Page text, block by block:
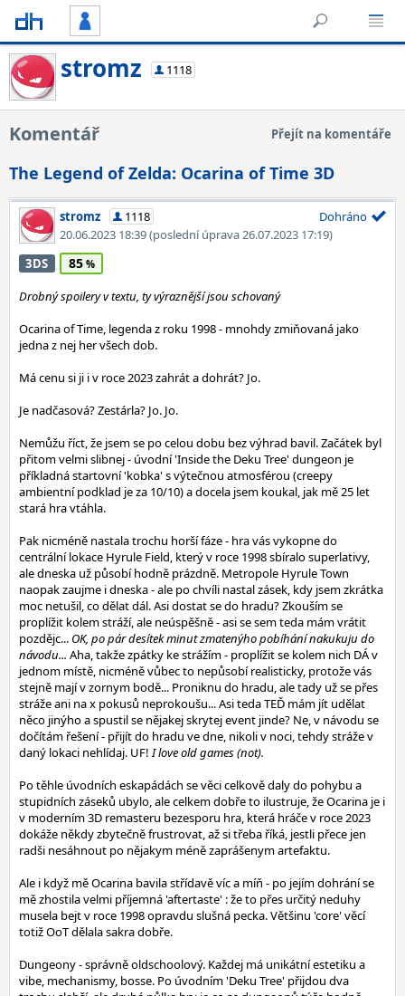
stromz 1118
Komentář Přejít na komentáře
The Legend of Zelda: Ocarina of Time 3D
stromz
1118
20.06.2023 18:39(poslední úprava 26.07.2023 17:19)
Dohráno
3DS 85
Drobný spoilery v textu, ty výraznější jsou schovaný
Ocarina of Time, legenda z roku 1998 - mnohdy zmiňovaná jako
jedna z nej her všech dob.
Má cenu si ji i v roce 2023 zahrát a dohrát? Jo.
Je nadčasová? Zestárla? Jo. Jo.
Nemůžu říct, že jsem se po celou dobu bez výhrad bavil. Začátek byl
přitom velmi slibnej - úvodní 'Inside the Deku Tree' dungeon je
příkladná startovní 'kobka' s výtečnou atmosférou (creepy
ambientní podklad je za 10/10) a docela jsem koukal, jak mě 25 let
stará hra vtáhla.
Pak nicméně nastala trochu horší fáze - hra vás vykopne do
centrální lokace Hyrule Field, který v roce 1998 sbíralo superlativy,
ale dneska už působí hodně prázdně. Metropole Hyrule Town
naopak zaujme i dneska - ale po chvíli nastal zásek, kdy jsem zkrátka
moc netušil, co dělat dál. Asi dostat se do hradu? Zkouším se
proplížit kolem stráží, ale neúspěšně - asi se sem teda mám vrátit
pozdějc... OK, po pár desítek minut zmatenýho pobíhání nakukuju do
návodu... Aha, takže zpátky ke strážím - proplížit se kolem nich DÁ v
jednom místě, nicméně vůbec to nepůsobí realisticky, protože vás
stejně mají v zornym bodě... Proniknu do hradu, ale tady už se přes
stráže ani na x pokusů neprokoušu... Asi teda TEĎ mám jít udělat
něco jinýho a spustil se nějakej skrytej event jinde? Ne, v návodu se
dočítám řešení - přijít do hradu ve dne, nikoli v noci, tehdy stráže v
daný lokaci nehlídaj. UF!I love old games (not).
Po těhle úvodních eskapádách se věci celkově daly do pohybu a
stupidních záseků ubylo, ale celkem dobře to ilustruje, že Ocarina je i
v moderním 3D remasteru bezesporu hra, která hráče v roce 2023
dokáže někdy zbytečně frustrovat, až si třeba říká, jestli přece jen
radši nesáhnout po nějakym méně zaprášenym artefaktu.
Ale i když mě Ocarina bavila střídavě víc a míň - po jejím dohrání se
mě zhostila velmi příjemná 'aftertaste' : že to přes určitý neduhy
musela bejt v roce 1998 opravdu slušná pecka. Většinu 'core' věcí
totiž OoT dělala sakra dobře.
Dungeony - správně oldschoolový. Každej má unikátní estetiku a
vibe, mechanismy, bosse. Po úvodním 'Deku Tree' přijdou dva